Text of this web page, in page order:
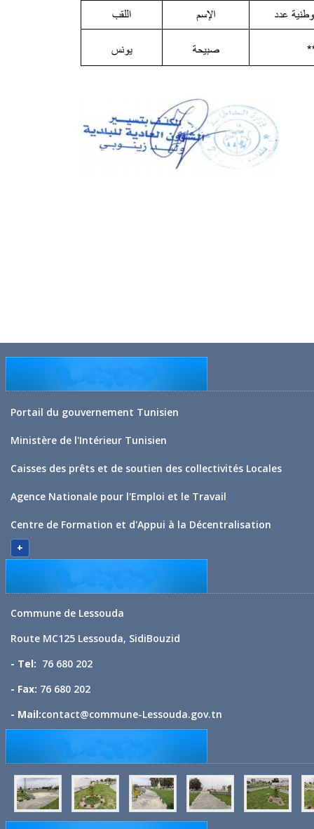
Portail du gouvernement Tunisien
Ministère de l'Intérieur Tunisien
Caisses des prêts et de soutien des collectivités Locales
Agence Nationale pour l'Emploi et le Travail
Centre de Formation et d'Appui à la Décentralisation
+
Commune de Lessouda
Route MC125 Lessouda, SidiBouzid
- Tel: 76 680 202
- Fax: 76 680 202
- Mail:contact@commune-Lessouda.gov.tn